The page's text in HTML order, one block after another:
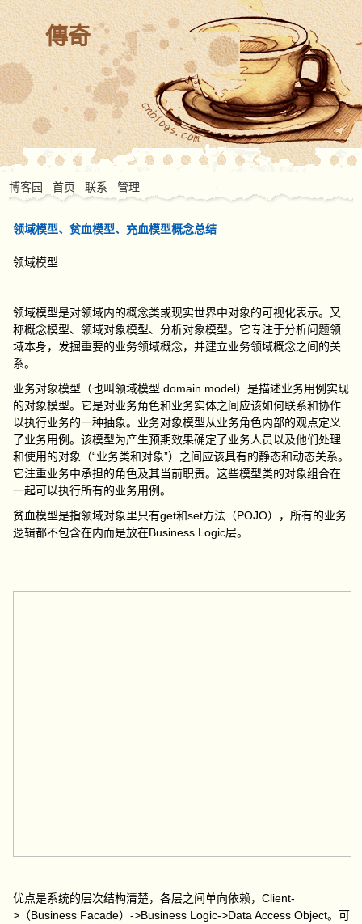
傳奇
博客园 首页 联系 管理
领域模型、贫血模型、充血模型概念总结
领域模型
领域模型是对领域内的概念类或现实世界中对象的可视化表示。又
称概念模型、领域对象模型、分析对象模型。它专注于分析问题领
域本身，发掘重要的业务领域概念，并建立业务领域概念之间的关
系。
业务对象模型（也叫领域模型 domain model）是描述业务用例实现
的对象模型。它是对业务角色和业务实体之间应该如何联系和协作
以执行业务的一种抽象。业务对象模型从业务角色内部的观点定义
了业务用例。该模型为产生预期效果确定了业务人员以及他们处理
和使用的对象（“业务类和对象”）之间应该具有的静态和动态关系。
它注重业务中承担的角色及其当前职责。这些模型类的对象组合在
一起可以执行所有的业务用例。
贫血模型是指领域对象里只有get和set方法（POJO），所有的业务
逻辑都不包含在内而是放在Business Logic层。
优点是系统的层次结构清楚，各层之间单向依赖，Client-
>（Business Facade）->Business Logic->Data Access Object。可